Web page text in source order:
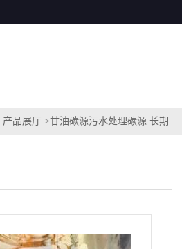
产品展厅 >甘油碳源污水处理碳源 长期